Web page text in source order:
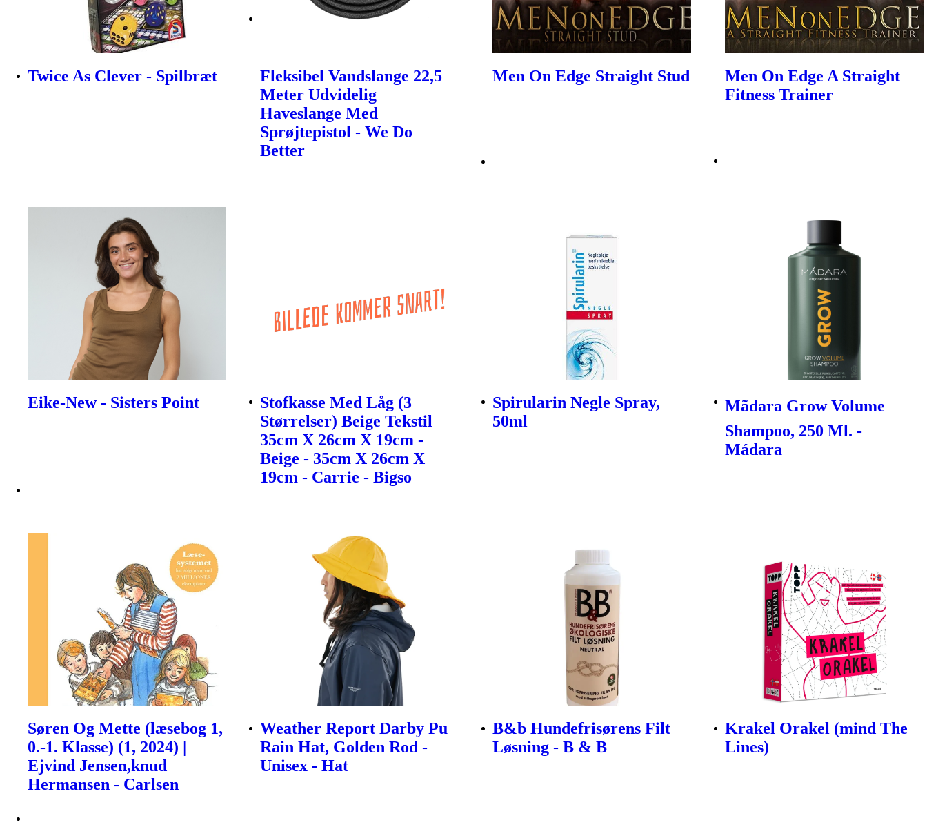
Twice As Clever - Spilbræt
Fleksibel Vandslange 22,5
Meter Udvidelig
Haveslange Med
Sprøjtepistol - We Do
Better
Men On Edge Straight Stud
Men On Edge A Straight
Fitness Trainer
Eike-New - Sisters Point
Stofkasse Med Låg (3
Størrelser) Beige Tekstil
35cm X 26cm X 19cm -
Beige - 35cm X 26cm X
19cm - Carrie - Bigso
Spirularin Negle Spray,
50ml
Mãdara Grow Volume
Shampoo, 250 Ml. -
Mádara
Søren Og Mette (læsebog 1,
0.-1. Klasse) (1, 2024) |
Ejvind Jensen,knud
Hermansen - Carlsen
Weather Report Darby Pu
Rain Hat, Golden Rod -
Unisex - Hat
B&b Hundefrisørens Filt
Løsning - B & B
Krakel Orakel (mind The
Lines)